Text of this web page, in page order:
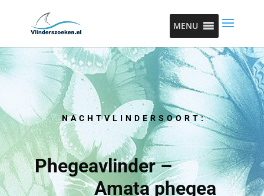
MENU
NACHTVLINDERSOORT:
Phegeavlinder –
Amata phegea